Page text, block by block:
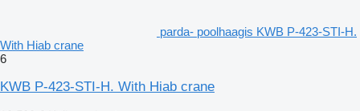
parda- poolhaagis KWB P-423-STI-H.
With Hiab crane
6
KWB P-423-STI-H. With Hiab crane